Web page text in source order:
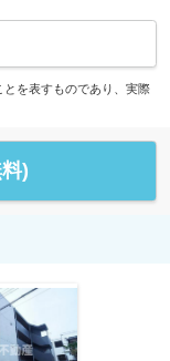
を表すものであり、実際
)